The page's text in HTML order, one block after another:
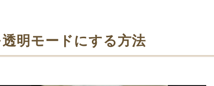
明モードにする方法